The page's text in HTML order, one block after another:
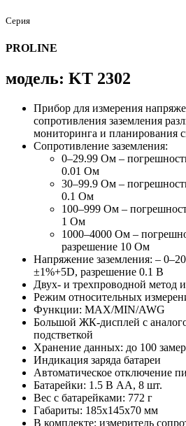
Серия
PROLINE
модель: KT 2302
Прибор для измерения
сопротивления заземления
мониторинга и планирования
Сопротивление заземления:
0–29.99 Ом –
0.01 Ом
30–99.9 Ом –
0.1 Ом
100–999 Ом –
1 Ом
1000–4000 Ом –
разрешение 10 Ом
Напряжение заземления: –
±1%+5D, разрешение 0.1 В
Двух- и трехпроводной метод
Режим относительных
Функции: MAX/MIN/AWG
Большой ЖК-дисплей с
подстветкой
Хранение данных: до 100
Индикация заряда батареи
Автоматическое отключение
Батарейки: 1.5 В АА, 8 шт.
Вес с батарейками: 772 г
Габариты: 185х145х70 мм
В комплекте: измеритель